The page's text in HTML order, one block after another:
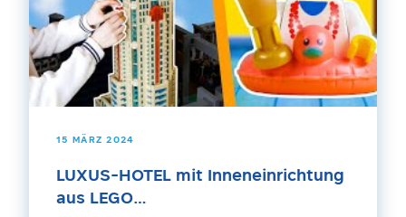
15 MÄRZ 2024
LUXUS-HOTEL mit Inneneinrichtung
aus LEGO…